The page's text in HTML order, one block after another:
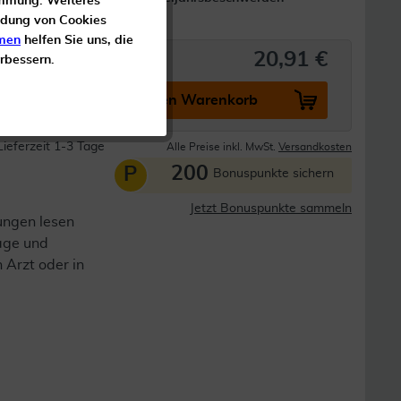
20,91 €
In den Warenkorb
1-3 Tage Alle Preise inkl. MwSt. Versandkosten
P 200 Bonuspunkte sichern
Jetzt Bonuspunkte sammeln
lesen
und
Arzt oder in
von Cookies
helfen Sie uns, die